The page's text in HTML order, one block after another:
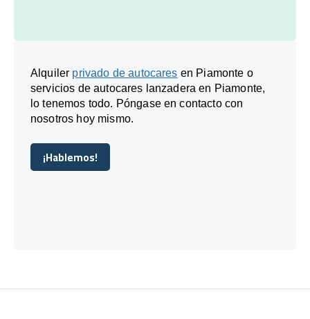
Alquiler privado de autocares en Piamonte o
servicios de autocares lanzadera en Piamonte,
lo tenemos todo. Póngase en contacto con
nosotros hoy mismo.
¡Hablemos!
¡Hablemos!